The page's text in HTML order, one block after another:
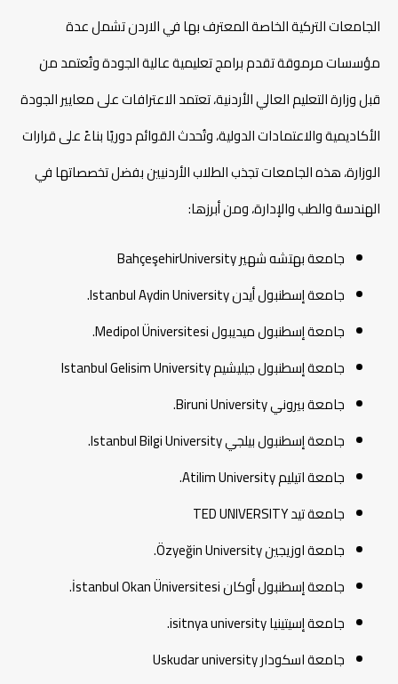
الجامعات التركية الخاصة المعترف بها في الاردن تشمل عدة
مؤسسات مرموقة تقدم برامج تعليمية عالية الجودة وتُعتمد من
قبل وزارة التعليم العالي الأردنية، تعتمد الاعترافات على معايير الجودة
الأكاديمية والاعتمادات الدولية، وتُحدث القوائم دوريًا بناءً على قرارات
الوزارة، هذه الجامعات تجذب الطلاب الأردنيين بفضل تخصصاتها في
الهندسة والطب والإدارة، ومن أبرزها:
جامعة بهتشه شهير BahçeşehirUniversity
جامعة إسطنبول أيدن Istanbul Aydin University.
جامعة إسطنبول ميديبول Medipol Üniversitesi.
جامعة إسطنبول جيليشيم Istanbul Gelisim University
جامعة بيروني Biruni University.
جامعة إسطنبول بيلجي Istanbul Bilgi University.
جامعة اتيليمAtilim University.
جامعة تيد TED UNIVERSITY
جامعة اوزيجين Özyeğin University.
جامعة إسطنبول أوكان İstanbul Okan Üniversitesi.
جامعة إسيتينيا isitnya university.
جامعة اسكودار Uskudar university